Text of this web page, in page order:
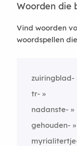
Woorden die
Vind woorden
woordspellen
zuiringblad-
tr-
nadanste-
gehouden-